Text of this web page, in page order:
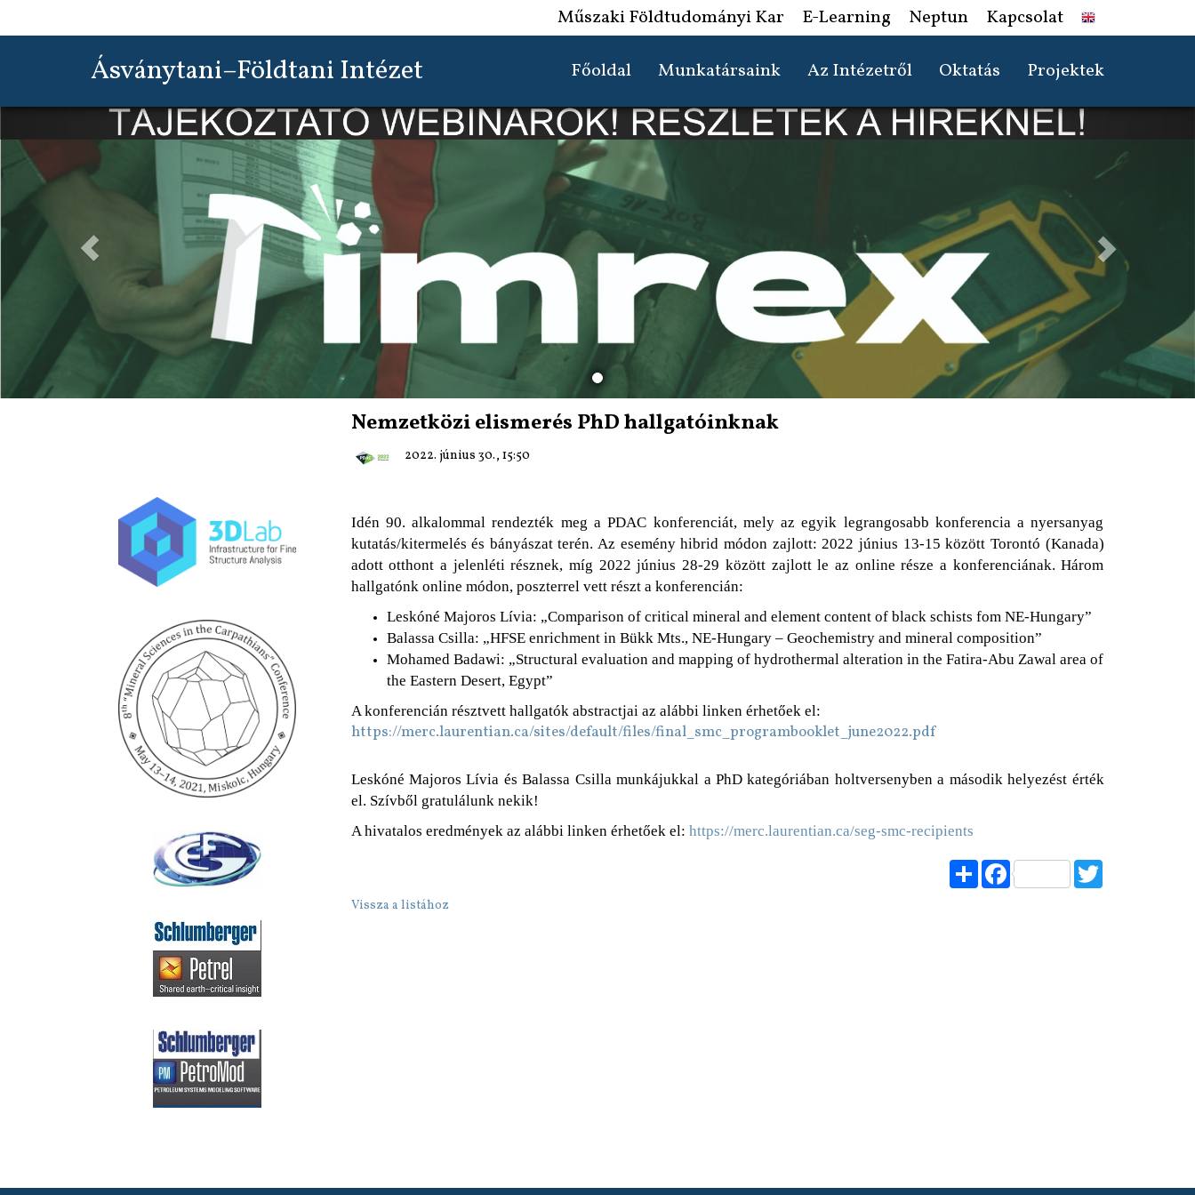
Műszaki Földtudományi Kar E-Learning Neptun Kapcsolat
Ásványtani–Földtani Intézet Főoldal Munkatársaink Az Intézetről Oktatás
Projektek
Previous
Next
Nemzetközi elismerés PhD hallgatóinknak
2022. június 30., 15:50
Idén 90. alkalommal rendezték meg a PDAC konferenciát, mely az egyik legrangosabb konferencia a nyersanyag
kutatás/kitermelés és bányászat terén. Az esemény hibrid módon zajlott: 2022 június 13-15 között Torontó (Kanada)
adott otthont a jelenléti résznek, míg 2022 június 28-29 között zajlott le az online része a konferenciának. Három
hallgatónk online módon, poszterrel vett részt a konferencián:
Leskóné Majoros Lívia: „Comparison of critical mineral and element content of black schists fom NE-Hungary”
Balassa Csilla: „HFSE enrichment in Bükk Mts., NE-Hungary – Geochemistry and mineral composition”
Mohamed Badawi: „Structural evaluation and mapping of hydrothermal alteration in the Fatira-Abu Zawal area of
the Eastern Desert, Egypt”
A konferencián résztvett hallgatók abstractjai az alábbi linken érhetőek el:
https://merc.laurentian.ca/sites/default/files/final_smc_programbooklet_june2022.pdf
Leskóné Majoros Lívia és Balassa Csilla munkájukkal a PhD kategóriában holtversenyben a második helyezést érték
el. Szívből gratulálunk nekik!
A hivatalos eredmények az alábbi linken érhetőek el: https://merc.laurentian.ca/seg-smc-recipients
ShareFacebook Twitter
Vissza a listához